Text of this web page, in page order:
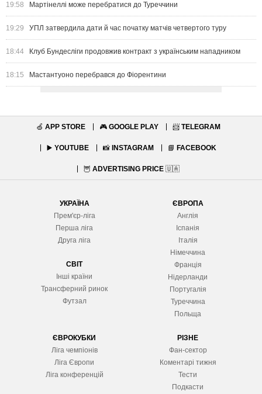
19:58 Мартінеллі може перебратися до Туреччини
19:29 УПЛ затвердила дати й час початку матчів четвертого туру
18:44 Клуб Бундесліги продовжив контракт з українським нападником
18:15 Мастантуоно перебрався до Фіорентини
🍏 APP STORE 🎮 GOOGLE PLAY 📨 TELEGRAM
▶️ YOUTUBE 📸 INSTAGRAM 📘 FACEBOOK
🦉 ADVERTISING PRICE 🇺🇦
УКРАЇНА
Прем'єр-ліга
Перша ліга
Друга ліга
СВІТ
Інші країни
Трансферний ринок
Футзал
ЄВРОПА
Англія
Іспанія
Італія
Німеччина
Франція
Нідерланди
Португалія
Туреччина
Польща
ЄВРОКУБКИ
Ліга чемпіонів
Ліга Європи
Ліга конференцій
РІЗНЕ
Фан-сектор
Коментарі тижня
Тести
Подкасти